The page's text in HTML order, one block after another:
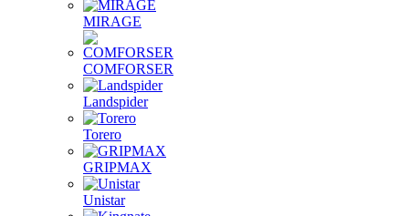
MIRAGE
COMFORSER
Landspider
Torero
GRIPMAX
Unistar